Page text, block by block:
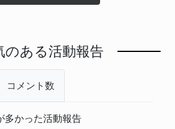
のある活動報告
コメント数
多かった活動報告